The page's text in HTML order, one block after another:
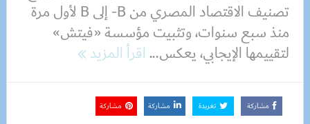
تصنيف الاقتصاد المصري من B- إلى B لأول مرة
منذ سبع سنوات، وتثبيت مؤسسة «فيتش»
لتقييمها الإيجابي، يعكس...اقرأ المزيد
مشاركة تغريدة مشاركة مشاركة